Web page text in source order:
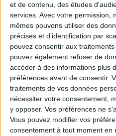
et de contenu, des études
services. Avec votre permission,
mêmes pouvons utiliser des
précises et d’identification par
pouvez consentir aux
pouvez également refuser de
accéder à des informations plus
préférences avant de consentir.
traitements de vos données
nécessiter votre consentement,
y opposer. Vos préférences ne
Vous pouvez modifier vos
consentement à tout moment en
À LIRE SUR ARCHIMAG
IA en
freiner
Cybersécurité,
faire